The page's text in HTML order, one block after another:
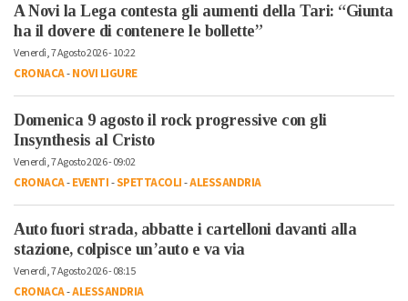
A Novi la Lega contesta gli aumenti della Tari: “Giunta
ha il dovere di contenere le bollette”
Venerdì, 7 Agosto 2026 - 10:22
CRONACA-NOVI LIGURE
Domenica 9 agosto il rock progressive con gli
Insynthesis al Cristo
Venerdì, 7 Agosto 2026 - 09:02
CRONACA-EVENTI-SPETTACOLI-ALESSANDRIA
Auto fuori strada, abbatte i cartelloni davanti alla
stazione, colpisce un’auto e va via
Venerdì, 7 Agosto 2026 - 08:15
CRONACA-ALESSANDRIA